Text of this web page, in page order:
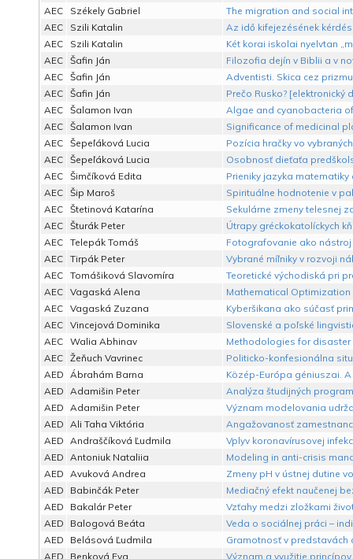
AEC
Székely Gabriel
The migration and social
AEC
Szili Katalin
Az idő kifejezésének
AEC
Szili Katalin
Két korai iskolai nyelvtan
AEC
Šafin Ján
Filozofia dejín v Biblii a v
AEC
Šafin Ján
Adventisti. Skica cez
AEC
Šafin Ján
Prečo Rusko? [elektronický
AEC
Šalamon Ivan
Algae and cyanobacteria
AEC
Šalamon Ivan
Significance of medicinal
AEC
Šepeľáková Lucia
Pozícia hračky vo
AEC
Šepeľáková Lucia
Osobnosť dieťaťa
AEC
Šimčíková Edita
Prieniky jazyka
AEC
Šip Maroš
Spirituálne hodnotenie v
AEC
Štetinová Katarína
Sekulárne zmeny telesnej
AEC
Šturák Peter
Útrapy gréckokatolíckych
AEC
Telepák Tomáš
Fotografovanie ako
AEC
Tirpák Peter
Vybrané míľniky v rozvoji
AEC
Tomášiková Slavomíra
Teoretické východiská pri
AEC
Vagaská Alena
Mathematical
AEC
Vagaská Zuzana
Kyberšikana ako súčasť
AEC
Vincejová Dominika
Slovenské a poľské
AEC
Walia Abhinav
Methodologies for
AEC
Žeňuch Vavrinec
Politicko-konfesionálna
AED Ábrahám Barna
Közép-Európa géniuszai.
AED Adamišin Peter
Analýza študijných
AED Adamišin Peter
Význam modelovania
AED Ali Taha Viktória
Angažovanosť
AED Andraščíková Ľudmila
Vplyv koronavírusovej
AED Antoniuk Nataliia
Modeling in anti-crisis
AED Avuková Andrea
Zmeny pH v ústnej dutine
AED
Babinčák Peter
Mediačný efekt naučenej
AED
Bakalár Peter
Vzťahy medzi zložkami
AED
Balogová Beáta
Veda o sociálnej práci –
AED
Belásová Ľudmila
Gramotnosť v predstavách
AED
Benková Eva
Význam a využitie